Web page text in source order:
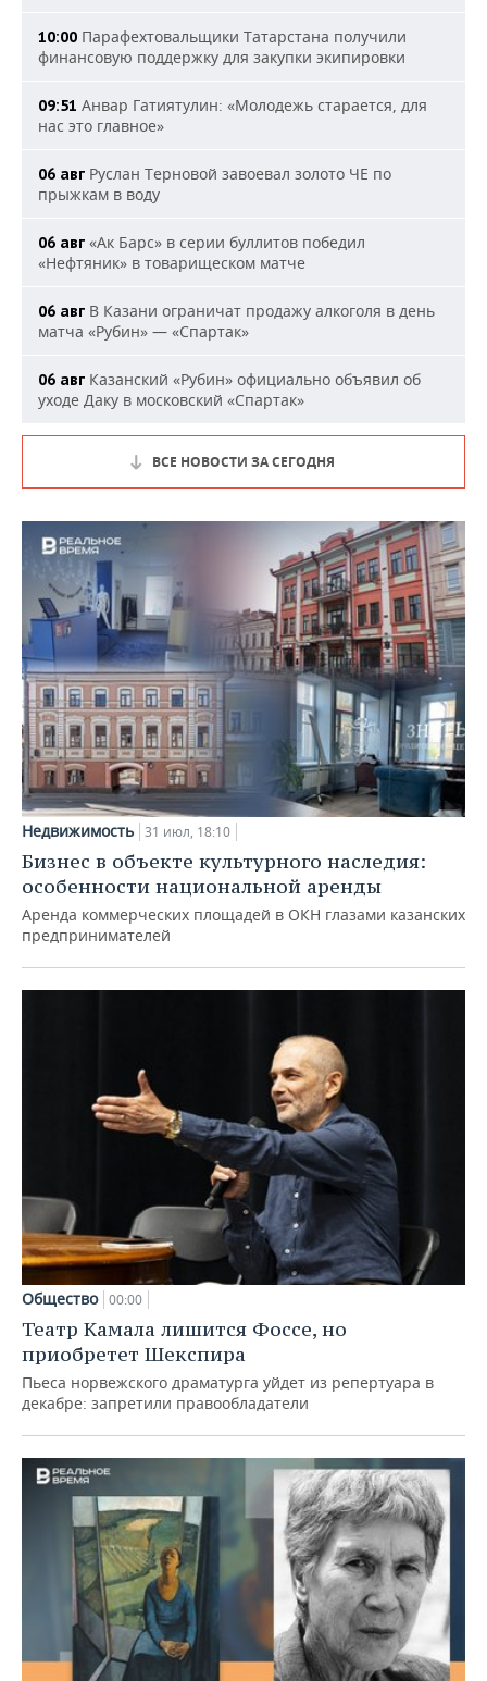
10:00 Парафехтовальщики Татарстана получили
финансовую поддержку для закупки экипировки
09:51 Анвар Гатиятулин: «Молодежь старается, для
нас это главное»
06 авг Руслан Терновой завоевал золото ЧЕ по
прыжкам в воду
06 авг «Ак Барс» в серии буллитов победил
«Нефтяник» в товарищеском матче
06 авг В Казани ограничат продажу алкоголя в день
матча «Рубин» — «Спартак»
06 авг Казанский «Рубин» официально объявил об
уходе Даку в московский «Спартак»
ВСЕ НОВОСТИ ЗА СЕГОДНЯ
Недвижимость 31 июл, 18:10
Бизнес в объекте культурного наследия:
особенности национальной аренды
Аренда коммерческих площадей в ОКН глазами казанских
предпринимателей
Общество 00:00
Театр Камала лишится Фоссе, но
приобретет Шекспира
Пьеса норвежского драматурга уйдет из репертуара в
декабре: запретили правообладатели